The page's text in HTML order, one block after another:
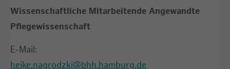
Wissenschaftliche Mitarbeitende Angewandte
Pflegewissenschaft
E-Mail:
heike.nagrodzki@bhh.hamburg.de